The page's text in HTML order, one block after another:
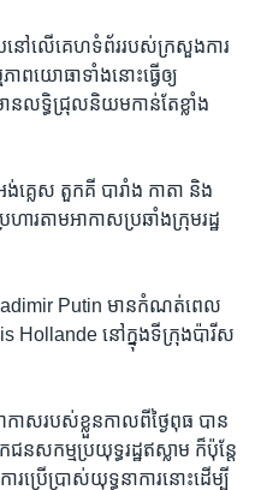
យ​នៅ​លើ​គេហទំព័រ​របស់​ក្រសួង​ការ
ព​យោ​ធាទាំង​នោះ​ធ្វើ​ឲ្យ​
ន​លទ្ធិ​ជ្រុល​និយម​កាន់​តែ​ខ្លាំង​
គ្លេស តួកគី ​បារាំង កាតា​ និង​
ហារ​តាម​អាកាស​ប្រឆាំង​ក្រុម​រដ្ឋ​
Putin ​មាន​កំណត់​ពេល​
Hollande ​នៅ​ក្នុង​ទីក្រុង​ប៉ារីស​
កាស​របស់​ខ្លួន​កាល​ពី​ថ្ងៃ​ពុធ ​បាន​
សកម្ម​ប្រយុទ្ធ​រដ្ឋ​ឥស្លាម ​ក៏ប៉ុន្តែ​
ប្រើប្រាស់​យុទ្ធនាការ​នោះ​ដើម្បី​